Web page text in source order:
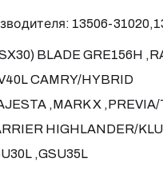
13506-
BLADE GRE156H
CAMRY/HYBRID
,MARK X ,PREVIA/
HIGHLANDER/
,GSU35L